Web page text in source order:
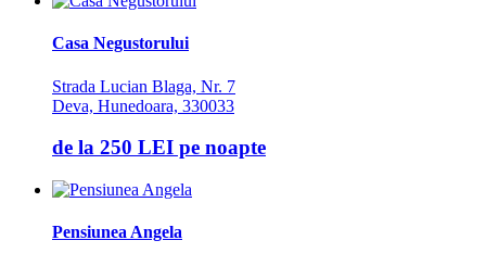
Casa Negustorului
Strada Lucian Blaga, Nr. 7
Deva, Hunedoara, 330033
de la 250 LEI pe noapte
Pensiunea Angela